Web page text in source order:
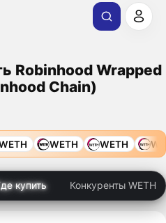
Robinhood Wrapped
Chain)
WETH WETH
купить Конкуренты WETH